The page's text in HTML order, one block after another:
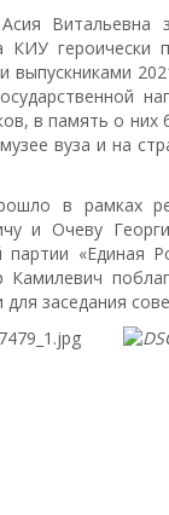
КИУ
в память о них
вуза и на
в рамках
и Очеву
«Единая
Камилевич
заседания